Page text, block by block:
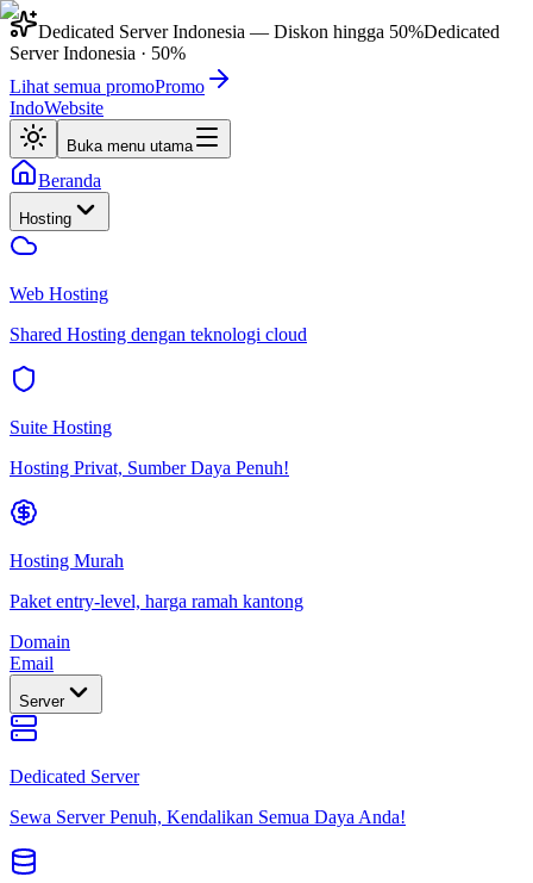
Dedicated Server Indonesia — Diskon hingga 50%Dedicated
Server Indonesia · 50%
Lihat semua promoPromo
IndoWebsite
Buka menu utama
Beranda
Hosting
Web Hosting
Shared Hosting dengan teknologi cloud
Suite Hosting
Hosting Privat, Sumber Daya Penuh!
Hosting Murah
Paket entry-level, harga ramah kantong
Domain
Email
Server
Dedicated Server
Sewa Server Penuh, Kendalikan Semua Daya Anda!